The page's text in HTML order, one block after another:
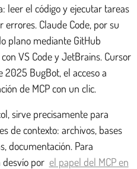
leer el código y ejecutar tareas
Claude Code, por su
plano mediante GitHub
VS Code y JetBrains. Cursor
2025 BugBot, el acceso a
de MCP con un clic.
sirve precisamente para
de contexto: archivos, bases
documentación. Para
por el papel del MCP en